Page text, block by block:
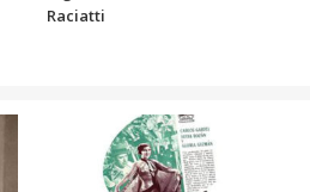
Raciatti